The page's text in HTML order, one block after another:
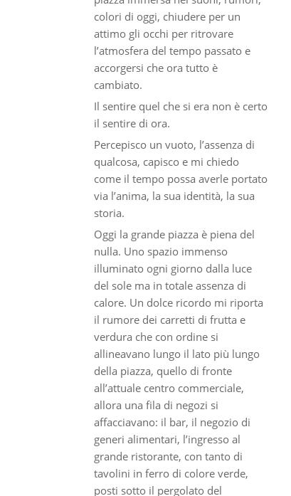
colori di oggi, chiudere per un
attimo gli occhi per ritrovare
l’atmosfera del tempo passato e
accorgersi che ora tutto è
cambiato.
Il sentire quel che si era non è certo
il sentire di ora.
Percepisco un vuoto, l’assenza di
qualcosa, capisco e mi chiedo
come il tempo possa averle portato
via l’anima, la sua identità, la sua
storia.
Oggi la grande piazza è piena del
nulla. Uno spazio immenso
illuminato ogni giorno dalla luce
del sole ma in totale assenza di
calore. Un dolce ricordo mi riporta
il rumore dei carretti di frutta e
verdura che con ordine si
allineavano lungo il lato più lungo
della piazza, quello di fronte
all’attuale centro commerciale,
allora una fila di negozi si
affacciavano: il bar, il negozio di
generi alimentari, l’ingresso al
grande ristorante, con tanto di
tavolini in ferro di colore verde,
posti sotto il pergolato del